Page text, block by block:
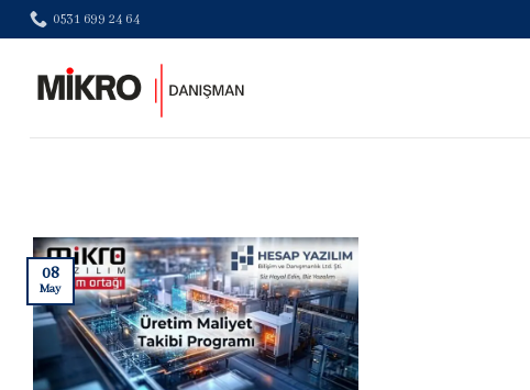
Skip
to
0531 699 24 64
08
May